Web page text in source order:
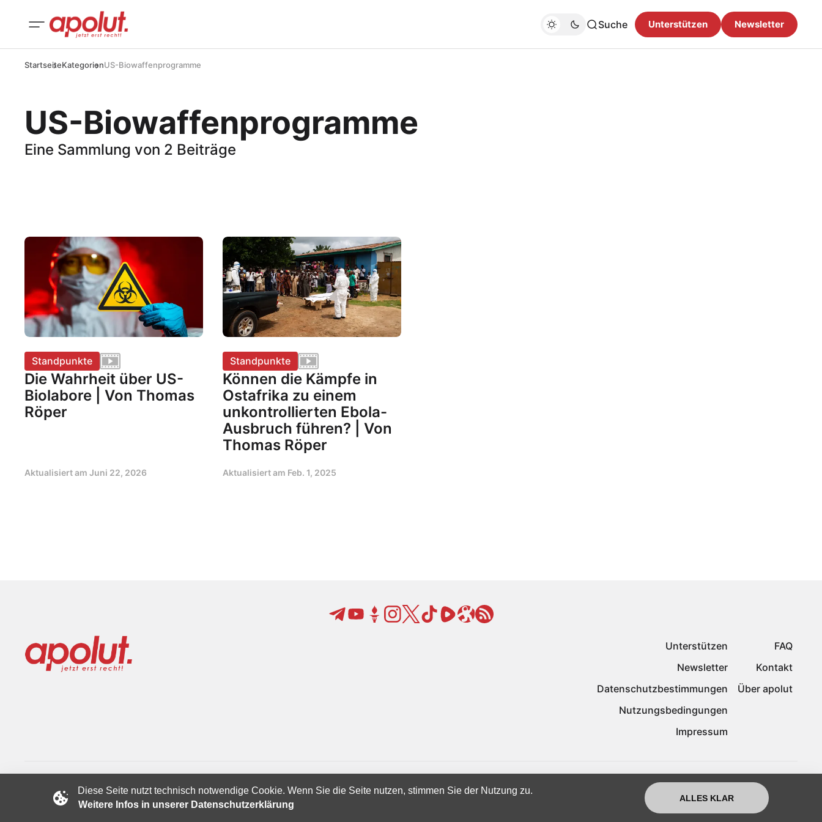
Suche Unterstützen Newsletter
StartseiteKategorienUS-Biowaffenprogramme
US-Biowaffenprogramme
Eine Sammlung von 2 Beiträge
Standpunkte
Die Wahrheit über US-
Biolabore | Von Thomas
Röper
Aktualisiert am Juni 22, 2026
Standpunkte
Können die Kämpfe in
Ostafrika zu einem
unkontrollierten Ebola-
Ausbruch führen? | Von
Thomas Röper
Aktualisiert am Feb. 1, 2025
Unterstützen
Newsletter
Datenschutzbestimmungen
Nutzungsbedingungen
Impressum
FAQ
Kontakt
Über apolut
Copyright © 2024 apolut | Jetzt erst recht!. Published apolut Creatives Ltd.
Diese Seite nutzt technisch notwendige Cookie. Wenn Sie die Seite nutzen, stimmen Sie der Nutzung zu.
Weitere Infos in unserer Datenschutzerklärung
ALLES KLAR